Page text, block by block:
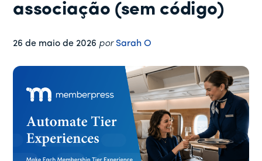
associação (sem código)
26 de maio de 2026 por Sarah O